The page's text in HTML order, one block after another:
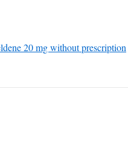
20 mg without prescription